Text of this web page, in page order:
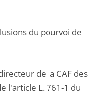
du pourvoi de
de la CAF des
l'article L. 761-1 du